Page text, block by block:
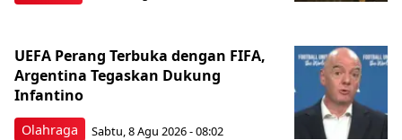
Olahraga
UEFA Perang Terbuka dengan FIFA,
Argentina Tegaskan Dukung
Infantino
Sabtu, 8 Agu 2026 - 08:02